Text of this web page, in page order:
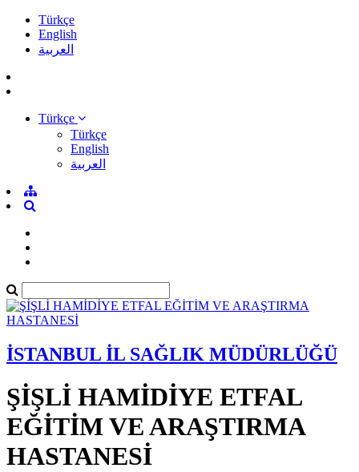
Türkçe
English
العربية
Türkçe
Türkçe
English
العربية
İSTANBUL İL SAĞLIK MÜDÜRLÜĞÜ
ŞİŞLİ HAMİDİYE ETFAL
EĞİTİM VE ARAŞTIRMA
HASTANESİ